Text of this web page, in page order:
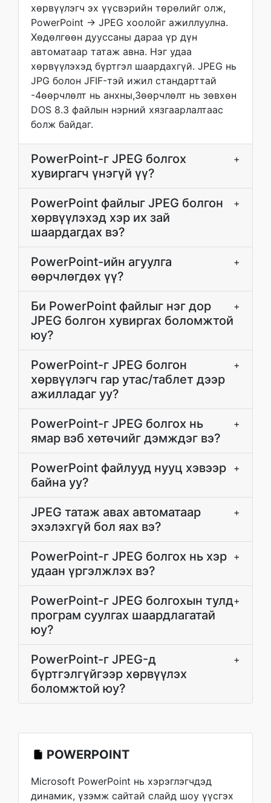
хөрвүүлэгч эх үүсвэрийн төрөлийг олж,
PowerPoint → JPEG хоолойг ажиллуулна.
Хөдөлгөөн дууссаны дараа үр дүн
автоматаар татаж авна. Нэг удаа
хөрвүүлэхэд бүртгэл шаардахгүй. JPEG нь
JPG болон JFIF-тэй ижил стандарттай
-4өөрчлөлт нь анхны,3өөрчлөлт нь зөвхөн
DOS 8.3 файлын нэрний хязгаарлалтаас
болж байдаг.
PowerPoint-г JPEG болгох
хувиргагч үнэгүй үү?
+
PowerPoint файлыг JPEG болгон
хөрвүүлэхэд хэр их зай
шаардагдах вэ?
+
PowerPoint-ийн агуулга
өөрчлөгдөх үү?
+
Би PowerPoint файлыг нэг дор
JPEG болгон хувиргах боломжтой
юу?
+
PowerPoint-г JPEG болгон
хөрвүүлэгч гар утас/таблет дээр
ажилладаг уу?
+
PowerPoint-г JPEG болгох нь
ямар вэб хөтөчийг дэмждэг вэ?
+
PowerPoint файлууд нууц хэвээр
байна уу?
+
JPEG татаж авах автоматаар
эхэлэхгүй бол яах вэ?
+
PowerPoint-г JPEG болгох нь хэр
удаан үргэлжлэх вэ?
+
PowerPoint-г JPEG болгохын тулд
програм суулгах шаардлагатай
юу?
+
PowerPoint-г JPEG-д
бүртгэлгүйгээр хөрвүүлэх
боломжтой юу?
+
POWERPOINT
Microsoft PowerPoint нь хэрэглэгчдэд
динамик, үзэмж сайтай слайд шоу үүсгэх